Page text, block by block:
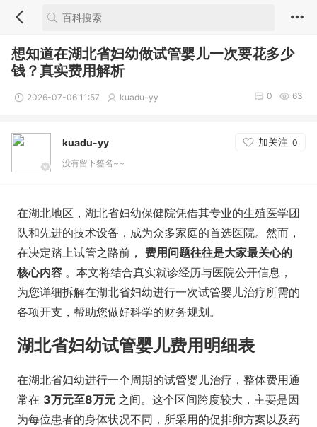
想知道在湖北省妇幼做试管婴儿一次要花多少
钱？真实费用解析
2026-07-06 11:57 kuadu-yy 63
0
kuadu-yy 加关注 0
没有留下签名~~
在湖北地区，湖北省妇幼保健院凭借其专业的生殖医学团
队和先进的技术设备，成为众多家庭的首选医院。然而，
在决定踏上试管之路前， 费用问题往往是大家最关心的
核心内容 。本文将结合真实就诊经历与医院公开信息，
为您详细拆解在湖北省妇幼进行一次试管婴儿治疗所需的
各项开支，帮助您做好科学的财务规划。
湖北省妇幼试管婴儿费用明细表
在湖北省妇幼进行一个周期的试管婴儿治疗，整体费用通
常在 3万元至8万元 之间。这个区间跨度较大，主要是因
为每位患者的身体状况不同，所采用的促排卵方案以及药